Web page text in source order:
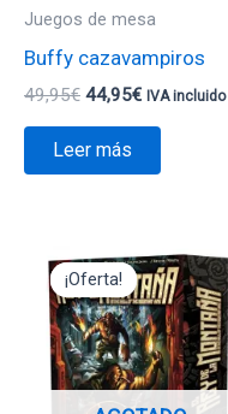
Juegos de mesa
Buffy cazavampiros
49,95€ 44,95€ IVA incluido
Leer más
¡Oferta!
¡Oferta!
precio
original
era:
49,95€.
precio
actual
es:
44,95€.